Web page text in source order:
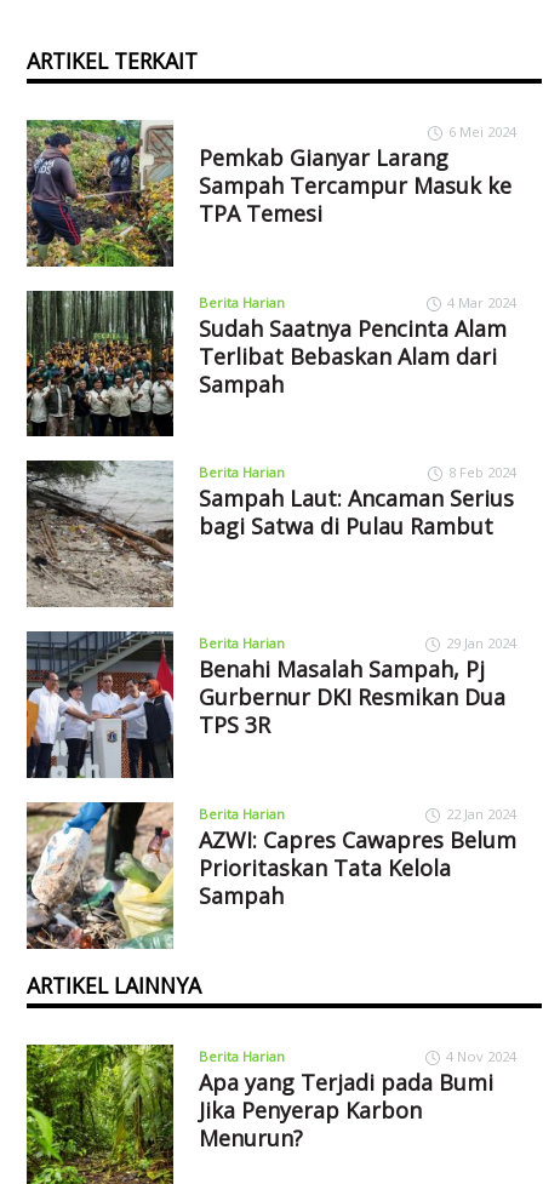
ARTIKEL TERKAIT
6 Mei 2024
Pemkab Gianyar Larang
Sampah Tercampur Masuk ke
TPA Temesi
Berita Harian 4 Mar 2024
Sudah Saatnya Pencinta Alam
Terlibat Bebaskan Alam dari
Sampah
Berita Harian 8 Feb 2024
Sampah Laut: Ancaman Serius
bagi Satwa di Pulau Rambut
Berita Harian 29 Jan 2024
Benahi Masalah Sampah, Pj
Gurbernur DKI Resmikan Dua
TPS 3R
Berita Harian 22 Jan 2024
AZWI: Capres Cawapres Belum
Prioritaskan Tata Kelola
Sampah
ARTIKEL LAINNYA
Berita Harian 4 Nov 2024
Apa yang Terjadi pada Bumi
Jika Penyerap Karbon
Menurun?